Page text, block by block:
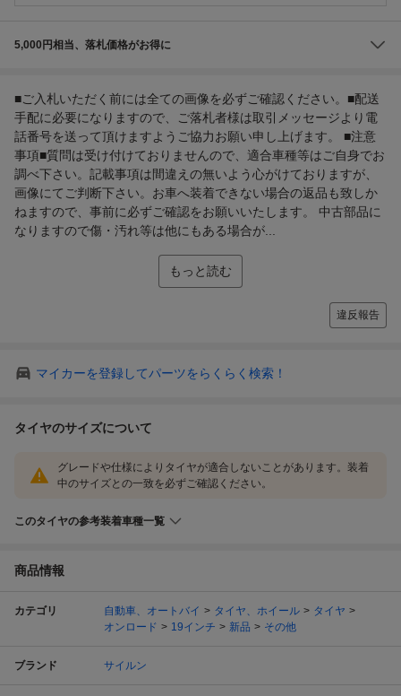
5,000円相当、落札価格がお得に
■ご入札いただく前には全ての画像を必ずご確認ください。■配送
手配に必要になりますので、ご落札者様は取引メッセージより電
話番号を送って頂けますようご協力お願い申し上げます。 ■注意
事項■質問は受け付けておりませんので、適合車種等はご自身でお
調べ下さい。記載事項は間違えの無いよう心がけておりますが、
画像にてご判断下さい。お車へ装着できない場合の返品も致しか
ねますので、事前に必ずご確認をお願いいたします。 中古部品に
なりますので傷・汚れ等は他にもある場合が...
もっと読む
違反報告
マイカーを登録してパーツをらくらく検索！
タイヤのサイズについて
グレードや仕様によりタイヤが適合しないことがあります。装着
中のサイズとの一致を必ずご確認ください。
このタイヤの参考装着車種一覧
商品情報
カテゴリ 自動車、オートバイ タイヤ、ホイール
タイヤ
オンロード
19インチ 新品 その他
ブランド サイルン